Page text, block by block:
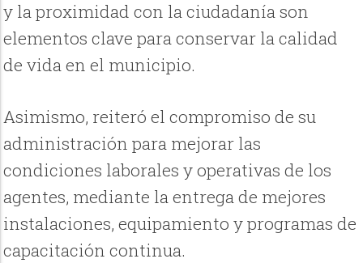
y la proximidad con la ciudadanía son
elementos clave para conservar la calidad
de vida en el municipio.
Asimismo, reiteró el compromiso de su
administración para mejorar las
condiciones laborales y operativas de los
agentes, mediante la entrega de mejores
instalaciones, equipamiento y programas de
capacitación continua.